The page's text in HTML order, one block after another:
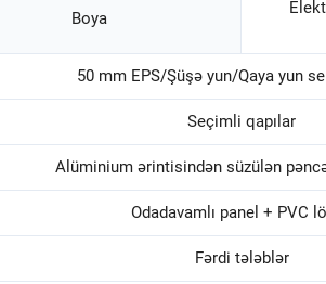
Boya
50 mm EPS/Şüşə yun/Qaya yun
Seçimli qapılar
Alüminium ərintisindən süzülən
Odadavamlı panel + PVC
Fərdi tələblər